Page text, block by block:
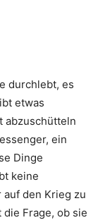
durchlebt, es
etwas
abzuschütteln
ein
Dinge
keine
den Krieg zu
Frage, ob sie